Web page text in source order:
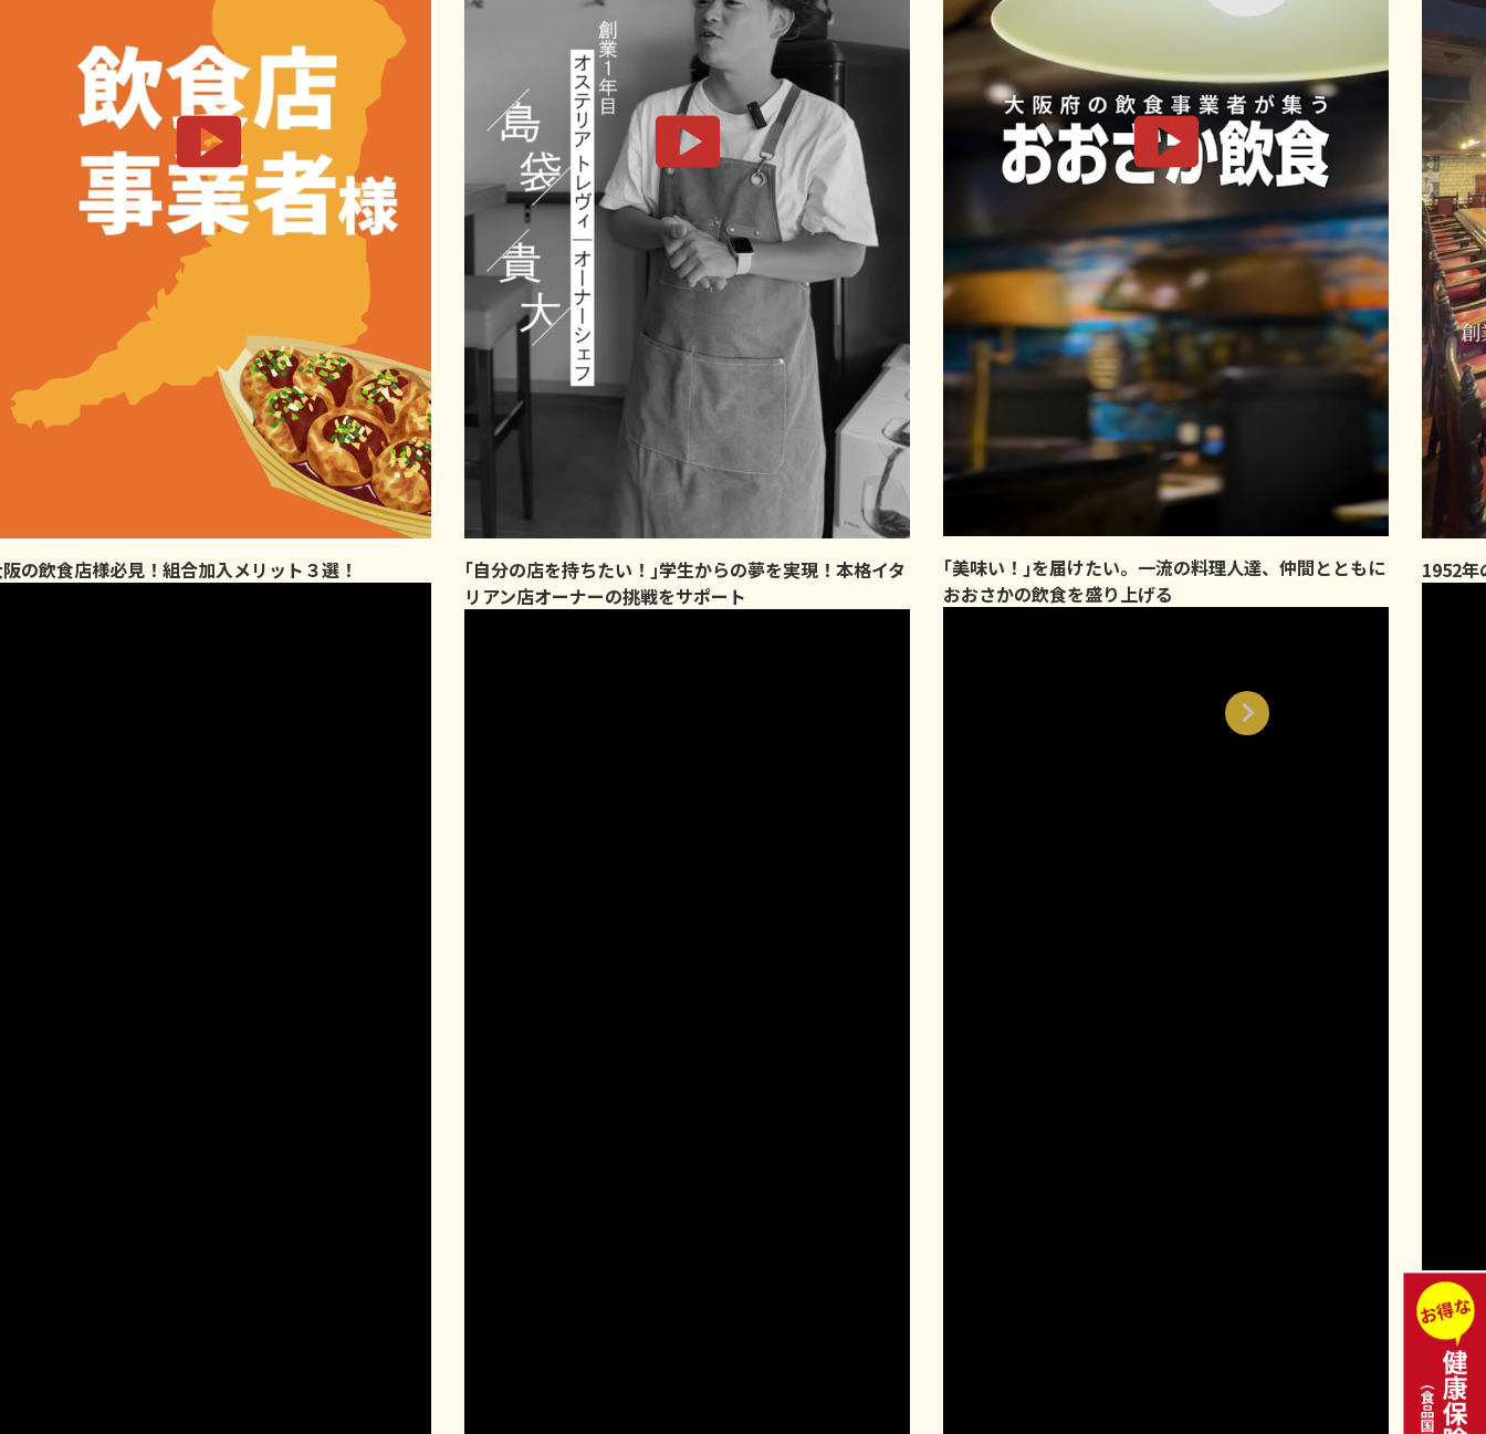
の飲食店様必見！組合加入メリット３選！
｢自分の店を持ちたい！｣学生からの夢を実現！本格イタ
リアン店オーナーの挑戦をサポート
｢美味い！｣を届けたい。一流の料理人達、仲間とともに
おおさかの飲食を盛り上げる
1952年